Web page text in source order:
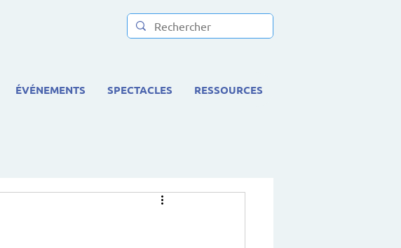
ÉVÉNEMENTS SPECTACLES RESSOURCES